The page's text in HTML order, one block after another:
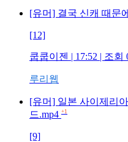
[유머] 결국 신캐 때문
[12]
쿱쿱이젠 | 17:52 | 조회
루리웹
[유머] 일본 사이제리
드.mp4 +1
[9]